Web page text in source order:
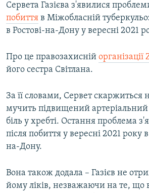
Сервета Газієва з'явилися
побиття в Міжобласній
в Ростові-на-Дону у вересні 2021
Про це правозахисній
його сестра Світлана.
За її словами, Сервет скаржиться
мучить підвищений артеріальний
біль у хребті. Остання проблема
після побиття у вересні 2021 року
на-Дону.
Вона також додала – Газієв не
йому ліків, незважаючи на те, що